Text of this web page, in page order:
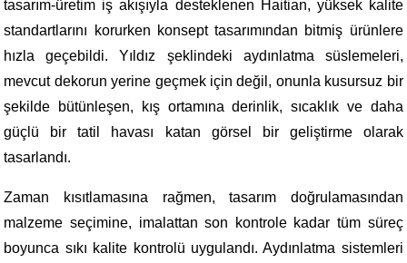
tasarım-üretim iş akışıyla desteklenen Haitian, yüksek kalite
standartlarını korurken konsept tasarımından bitmiş ürünlere
hızla geçebildi. Yıldız şeklindeki aydınlatma süslemeleri,
mevcut dekorun yerine geçmek için değil, onunla kusursuz bir
şekilde bütünleşen, kış ortamına derinlik, sıcaklık ve daha
güçlü bir tatil havası katan görsel bir geliştirme olarak
tasarlandı.
Zaman kısıtlamasına rağmen, tasarım doğrulamasından
malzeme seçimine, imalattan son kontrole kadar tüm süreç
boyunca sıkı kalite kontrolü uygulandı. Aydınlatma sistemleri